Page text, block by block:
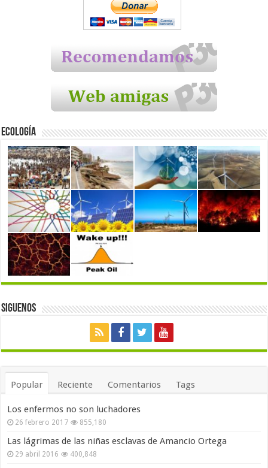
Ecología
Siguenos
Popular Reciente Comentarios Tags
Los enfermos no son luchadores
26 febrero 2017 855,180
Las lágrimas de las niñas esclavas de Amancio Ortega
29 abril 2016 400,848